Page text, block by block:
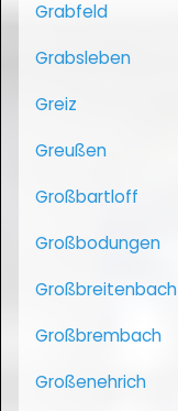
Grabfeld
Grabsleben
Greiz
Greußen
Großbartloff
Großbodungen
Großbreitenbach
Großbrembach
Großenehrich